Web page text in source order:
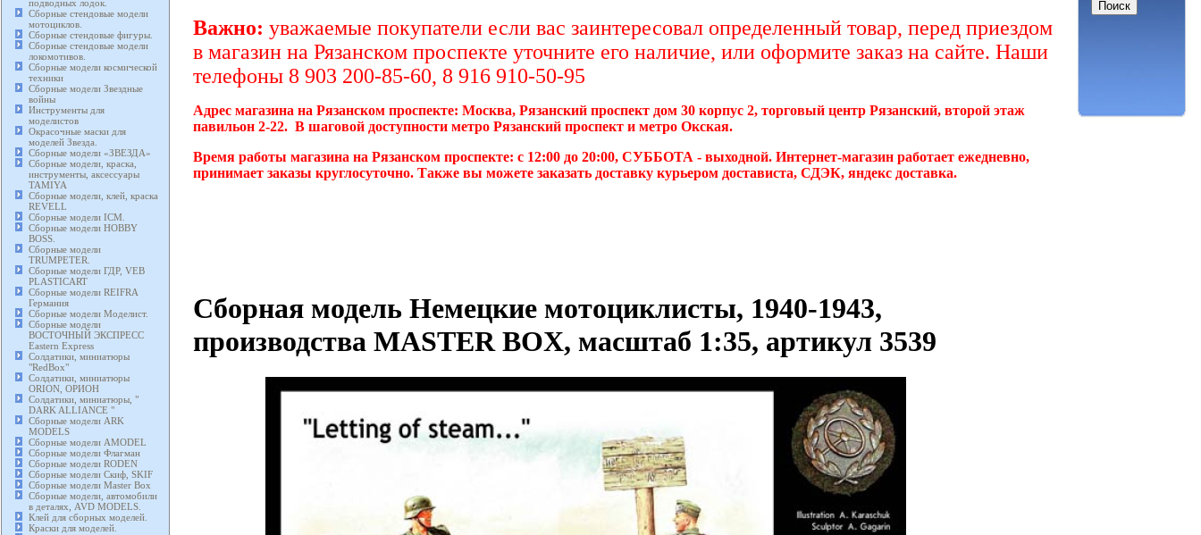
подводных лодок.
Сборные стендовые модели
мотоциклов.
Сборные стендовые фигуры.
Сборные стендовые модели
локомотивов.
Сборные модели космической
техники
Сборные модели Звездные
войны
Инструменты для
моделистов
Окрасочные маски для
моделей Звезда.
Сборные модели «ЗВЕЗДА»
Сборные модели, краска,
инструменты, аксессуары
TAMIYA
Сборные модели, клей, краска
REVELL
Сборные модели ICM.
Сборные модели HOBBY
BOSS.
Сборные модели
TRUMPETER.
Сборные модели ГДР, VEB
PLASTICART
Сборные модели REIFRA
Германия
Сборные модели Моделист.
Сборные модели
ВОСТОЧНЫЙ ЭКСПРЕСС
Eastern Express
Солдатики, миниатюры
"RedBox"
Солдатики, миниатюры
ORION, ОРИОН
Солдатики, миниатюры, "
DARK ALLIANCE "
Сборные модели ARK
MODELS
Сборные модели AMODEL
Сборные модели Флагман
Сборные модели RODEN
Сборные модели Скиф, SKIF
Сборные модели Master Box
Сборные модели, автомобили
в деталях, AVD MODELS.
Клей для сборных моделей.
Краски для моделей.
Важно: уважаемые покупатели если вас заинтересовал определенный товар, перед приездом
в магазин на Рязанском проспекте уточните его наличие, или оформите заказ на сайте. Наши
телефоны 8 903 200-85-60, 8 916 910-50-95
Адрес магазина на Рязанском проспекте: Москва, Рязанский проспект дом 30 корпус 2, торговый центр Рязанский, второй этаж
павильон 2-22. В шаговой доступности метро Рязанский проспект и метро Окская.
Время работы магазина на Рязанском проспекте: с 12:00 до 20:00, СУББОТА - выходной. Интернет-магазин работает ежедневно,
принимает заказы круглосуточно. Также вы можете заказать доставку курьером достависта, СДЭК, яндекс доставка.
Сборная модель Немецкие мотоциклисты, 1940-1943,
производства MASTER BOX, масштаб 1:35, артикул 3539